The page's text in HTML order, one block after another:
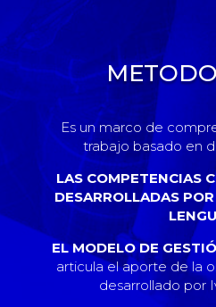
Es un marco de
trabajo basado en
LAS COMPETENCIAS
DESARROLLADAS
EL MODELO DE
articula el aporte de la
desarrollado por